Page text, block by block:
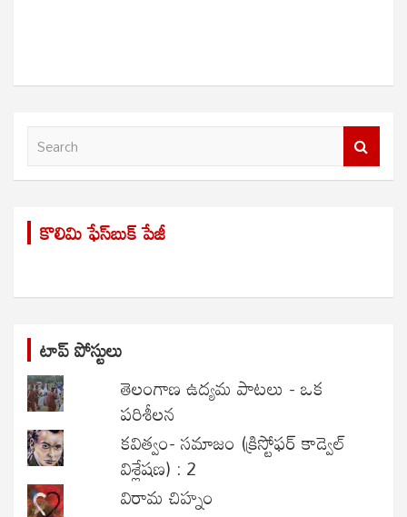
a
r
c కొలిమి ఫేస్‌బుక్ పేజీ
టాప్ పోస్టులు
తెలంగాణ ఉద్యమ పాటలు - ఒక
పరిశీలన
కవిత్వం- సమాజం (క్రిస్టోఫర్ కాడ్వెల్
విశ్లేషణ) : 2
విరామ చిహ్నం